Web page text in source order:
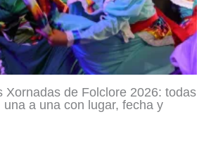
Xornadas de Folclore 2026: todas
a una con lugar, fecha y